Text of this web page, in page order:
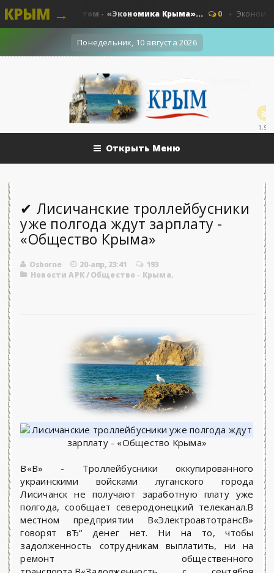
КРЫМ →
под запретом - «Экономика Крыма»... 0 Экономика -
Понедельник, 10 августа 2026
1.9k
Открыть Меню
✔ Лисичанские троллейбусники
уже полгода ждут зарплату -
«Общество Крыма»
Osborne 20-апр, 23:41
193
Новости АРК/Общество - Крыма.
В«В» - Троллейбусники оккупированного
украинскими войсками луганского города
Лисичанск не получают заработную плату уже
полгода, сообщает северодонецкий телеканал.В
местном предприятии В«ЭлектроавтотрансВ»
говорят вЂ“ денег нет. Ни на то, чтобы
задолженность сотрудникам выплатить, ни на
ремонт общественного